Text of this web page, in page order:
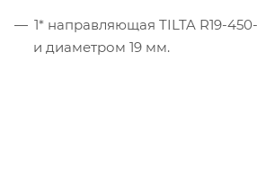
1* направляющая TILTA R19-
и диаметром 19 мм.